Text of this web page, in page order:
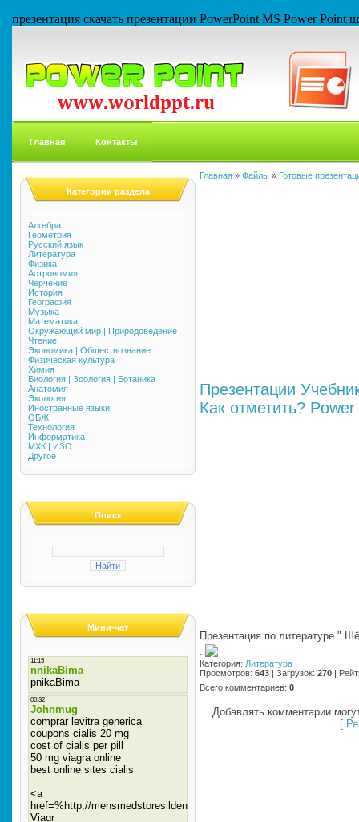
презентация скачать презентации PowerPoint MS Power
Главная Контакты
Категории раздела
Алгебра
Геометрия
Русский язык
Литература
Физика
Астрономия
Черчение
История
География
Музыка
Математика
Окружающий мир | Природоведение
Чтение
Экономика | Обществознание
Физическая культура
Химия
Биология | Зоология | Ботаника |
Анатомия
Экология
Иностранные языки
ОБЖ
Технология
Информатика
МХК | ИЗО
Другое
Поиск
Мини-чат
Главная » Файлы » Готовые
Презентации
Как отметить?
Презентация по литературе "
·
Категория: Литература
Просмотров: 643 | Загрузок: 270 |
Всего комментариев: 0
Добавлять комментарии
[